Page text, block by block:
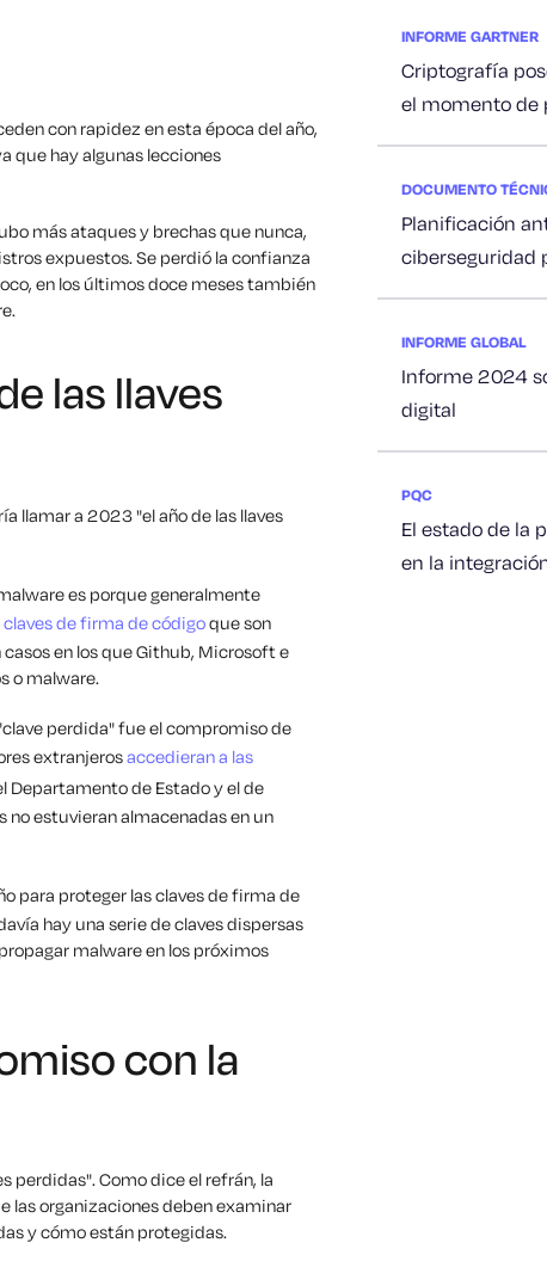
con rapidez en esta época del año,
que hay algunas lecciones
más ataques y brechas que nunca,
expuestos. Se perdió la confianza
en los últimos doce meses también
las llaves
llamar a 2023 "el año de las llaves
es porque generalmente
claves de firma de códigoque son
en los que Github, Microsoft e
o malware.
perdida" fue el compromiso de
extranjerosaccedieran a las
Departamento de Estado y el de
no estuvieran almacenadas en un
para proteger las claves de firma de
hay una serie de claves dispersas
malware en los próximos
con la
perdidas". Como dice el refrán, la
las organizaciones deben examinar
y cómo están protegidas.
INFORME GARTNER
Criptografía
el momento de
DOCUMENTO
Planificación
ciberseguridad
INFORME GLOBAL
Informe 2024
digital
PQC
El estado de la
en la